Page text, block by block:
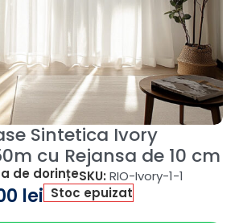
a mări
Sintetica Ivory
cu Rejansa de 10 cm
de dorințeSKU: RIO-Ivory-1-1
lei Stoc epuizat